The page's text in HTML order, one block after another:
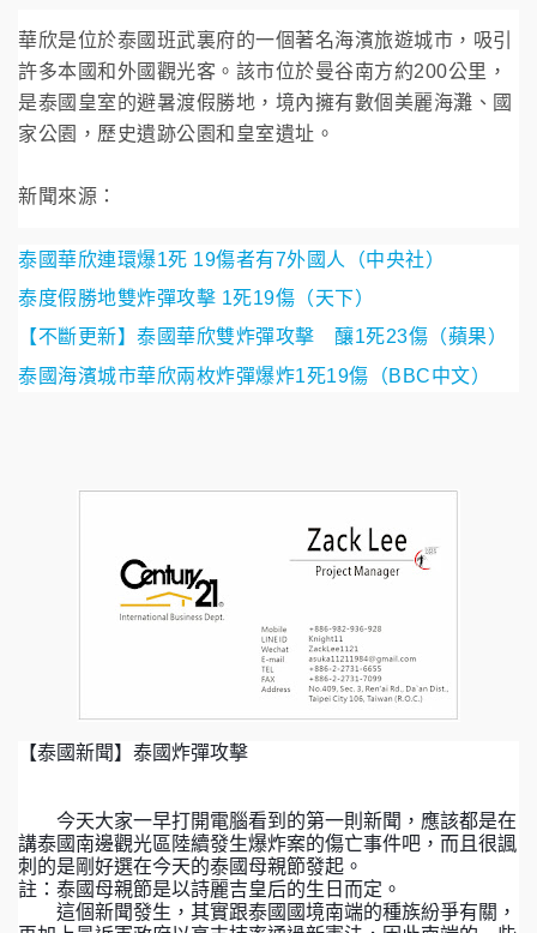
華欣是位於泰國班武裏府的一個著名海濱旅遊城市，吸引
許多本國和外國觀光客。該市位於曼谷南方約200公里，
是泰國皇室的避暑渡假勝地，境內擁有數個美麗海灘、國
家公園，歷史遺跡公園和皇室遺址。
新聞來源：
泰國華欣連環爆1死 19傷者有7外國人（中央社）
泰度假勝地雙炸彈攻擊 1死19傷（天下）
【不斷更新】泰國華欣雙炸彈攻擊 釀1死23傷（蘋果）
泰國海濱城市華欣兩枚炸彈爆炸1死19傷（BBC中文）
【泰國新聞】泰國炸彈攻擊
今天大家一早打開電腦看到的第一則新聞，應該都是在
講泰國南邊觀光區陸續發生爆炸案的傷亡事件吧，而且很諷
刺的是剛好選在今天的泰國母親節發起。
註：泰國母親節是以詩麗吉皇后的生日而定。
這個新聞發生，其實跟泰國國境南端的種族紛爭有關，